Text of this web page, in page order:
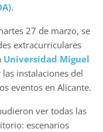
.
27 de marzo, se
extracurriculares
Universidad Miguel
instalaciones del
eventos en Alicante.
ver todas las
escenarios